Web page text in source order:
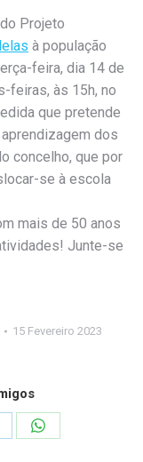
Projeto
à população
feira, dia 14 de
feiras, às 15h, no
que pretende
dos
concelho, que por
se à escola
mais de 50 anos
Junte-se
15 Fevereiro 2023
Share